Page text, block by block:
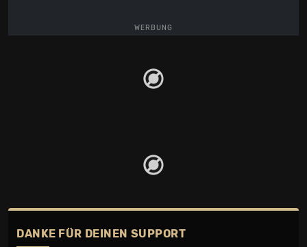
WERBUNG
DANKE FÜR DEINEN SUPPORT